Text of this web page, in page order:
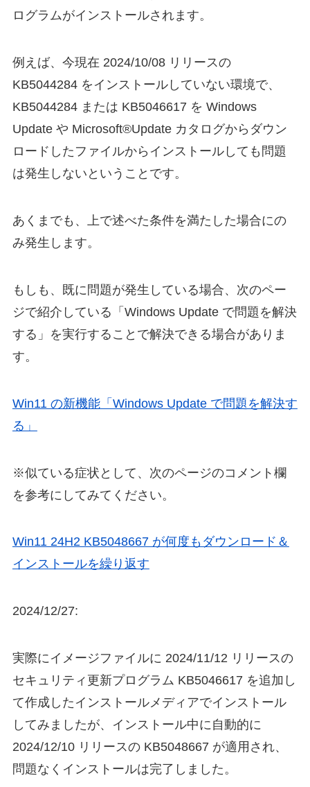
ログラムがインストールされます。
例えば、今現在 2024/10/08 リリースの
KB5044284 をインストールしていない環境で、
KB5044284 または KB5046617 を Windows
Update や Microsoft®Update カタログからダウン
ロードしたファイルからインストールしても問題
は発生しないということです。
あくまでも、上で述べた条件を満たした場合にの
み発生します。
もしも、既に問題が発生している場合、次のペー
ジで紹介している「Windows Update で問題を解決
する」を実行することで解決できる場合がありま
す。
Win11 の新機能「Windows Update で問題を解決す
る」
※似ている症状として、次のページのコメント欄
を参考にしてみてください。
Win11 24H2 KB5048667 が何度もダウンロード＆
インストールを繰り返す
2024/12/27:
実際にイメージファイルに 2024/11/12 リリースの
セキュリティ更新プログラム KB5046617 を追加し
て作成したインストールメディアでインストール
してみましたが、インストール中に自動的に
2024/12/10 リリースの KB5048667 が適用され、
問題なくインストールは完了しました。